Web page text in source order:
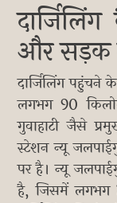
और सड़क
दार्जिलिंग पहुंचने
लगभग 90
गुवाहाटी जैसे
स्टेशन न्यू
पर है। न्यू
है, जिसमें लगभग